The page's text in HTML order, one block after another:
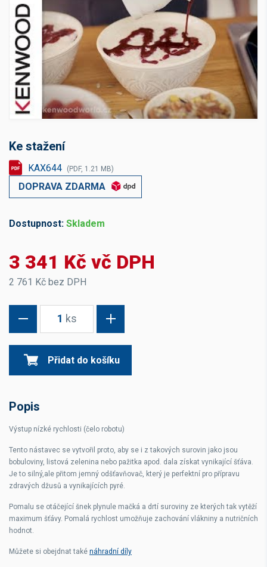
Ke stažení
KAX644 (PDF, 1.21 MB)
DOPRAVA ZDARMA
Dostupnost: Skladem
3 341 Kč vč DPH
2 761 Kč bez DPH
1 ks
Přidat do košíku
Popis
Výstup nízké rychlosti (čelo robotu)
Tento nástavec se vytvořil proto, aby se i z takových surovin jako jsou
bobuloviny, listová zelenina nebo pažitka apod. dala získat vynikající šťáva.
Je to silný,ale přitom jemný odšťavňovač, který je perfektní pro přípravu
zdravých džusů a vynikajících pyré.
Pomalu se otáčející šnek plynule mačká a drtí suroviny ze kterých tak vytěží
maximum šťávy. Pomalá rychlost umožňuje zachování vlákniny a nutričních
hodnot.
Můžete si obejdnat také náhradní díly